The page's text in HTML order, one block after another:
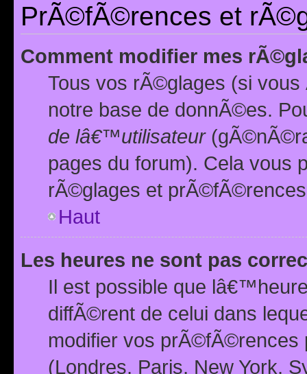
PrÃ©fÃ©rences et
Comment modifier mes
Tous vos rÃ©glages (si
notre base de donnÃ©es.
de lâ€™utilisateur
pages du forum). Cela vous
rÃ©glages et
Haut
Les heures ne sont pas
Il est possible que
diffÃ©rent de celui dans
modifier vos prÃ©fÃ©rences
(Londres, Paris, New York,